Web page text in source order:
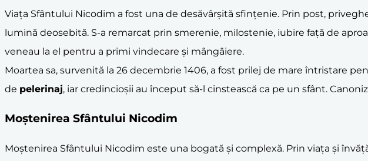
Viața Sfântului Nicodim a fost una de desăvârșită sfințenie. Prin post,
lumină deosebită. S-a remarcat prin smerenie, milostenie, iubire față de
veneau la el pentru a primi vindecare și mângâiere.
Moartea sa, survenită la 26 decembrie 1406, a fost prilej de mare întristare
de pelerinaj, iar credincioșii au început să-l cinstească ca pe un sfânt.
Moștenirea Sfântului Nicodim
Moștenirea Sfântului Nicodim este una bogată și complexă. Prin viața și